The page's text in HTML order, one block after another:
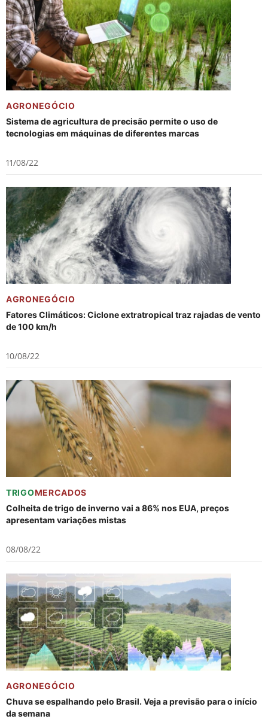
AGRONEGÓCIO
Sistema de agricultura de precisão permite o uso de
tecnologias em máquinas de diferentes marcas
11/08/22
AGRONEGÓCIO
Fatores Climáticos: Ciclone extratropical traz rajadas de vento
de 100 km/h
10/08/22
TRIGOMERCADOS
Colheita de trigo de inverno vai a 86% nos EUA, preços
apresentam variações mistas
08/08/22
AGRONEGÓCIO
Chuva se espalhando pelo Brasil. Veja a previsão para o início
da semana